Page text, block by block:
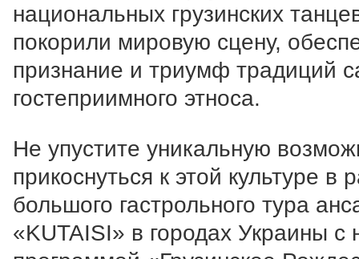
национальных грузинских
покорили мировую сцену,
признание и триумф традиций
гостеприимного этноса.
Не упустите уникальную
прикоснуться к этой культуре в
большого гастрольного тура
«KUTAISI» в городах Украины с